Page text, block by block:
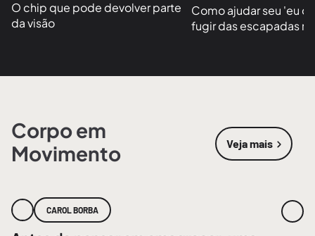
O chip que pode devolver parte
da visão
Como ajudar seu 'eu
fugir das escapadas
Corpo em
Movimento
Veja mais
sobre
CAROL BORBA